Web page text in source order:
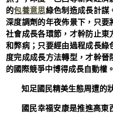
的包養意思綠色制造成長計謀
深度調劑的年夜佈景下，只
社會成長各環節，才幹防止東
和弊病；只要經由過程成長
度完成成長方法轉型，才幹
的國際競爭中博得成長自動權。
知足國民精美生態周遭的
國民幸福安康是推進高